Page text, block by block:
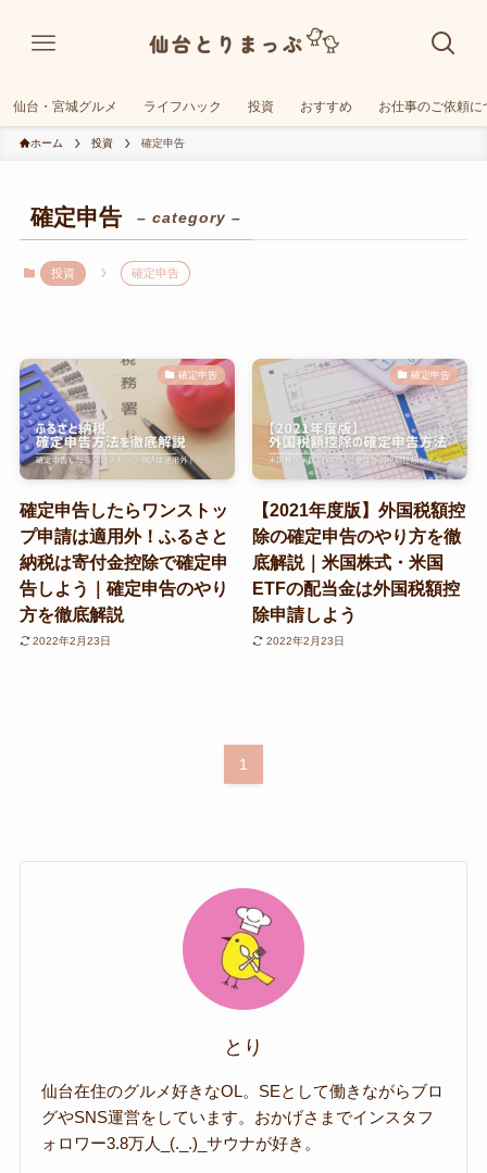
仙台・宮城グルメ ライフハック 投資 おすすめ お仕事のご依頼に
ホーム 投資 確定申告
確定申告 – category –
投資 確定申告
確定申告
確定申告したらワンストッ
プ申請は適用外！ふるさと
納税は寄付金控除で確定申
告しよう｜確定申告のやり
方を徹底解説
2022年2月23日
確定申告
【2021年度版】外国税額控
除の確定申告のやり方を徹
底解説｜米国株式・米国
ETFの配当金は外国税額控
除申請しよう
2022年2月23日
1
とり
仙台在住のグルメ好きなOL。SEとして働きながらブロ
グやSNS運営をしています。おかげさまでインスタフ
ォロワー3.8万人_(._.)_サウナが好き。